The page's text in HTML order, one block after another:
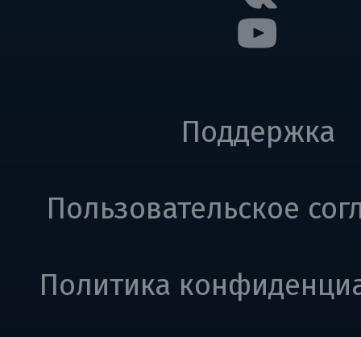
Поддержка
Пользовательское
Политика